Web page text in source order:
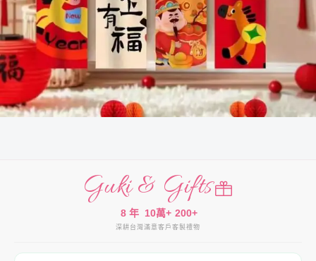
Guki & Gifts
8 年
深耕台灣
10萬+
滿意客戶
200+
客製禮物